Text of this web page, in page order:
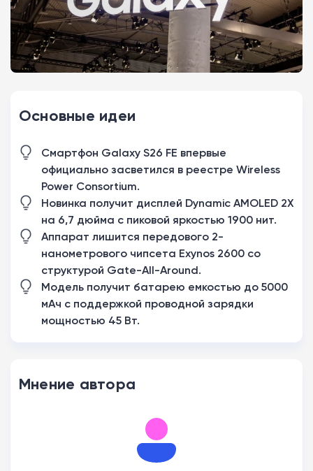
Основные идеи
Смартфон Galaxy S26 FE впервые
официально засветился в реестре Wireless
Power Consortium.
Новинка получит дисплей Dynamic AMOLED 2X
на 6,7 дюйма с пиковой яркостью 1900 нит.
Аппарат лишится передового 2-
нанометрового чипсета Exynos 2600 со
структурой Gate-All-Around.
Модель получит батарею емкостью до 5000
мАч с поддержкой проводной зарядки
мощностью 45 Вт.
Мнение автора